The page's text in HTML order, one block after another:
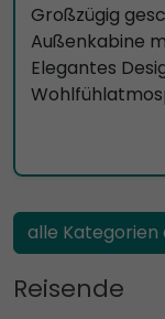
Großzügig
Außenkabine
Elegantes
alle Kategorien
Reisende